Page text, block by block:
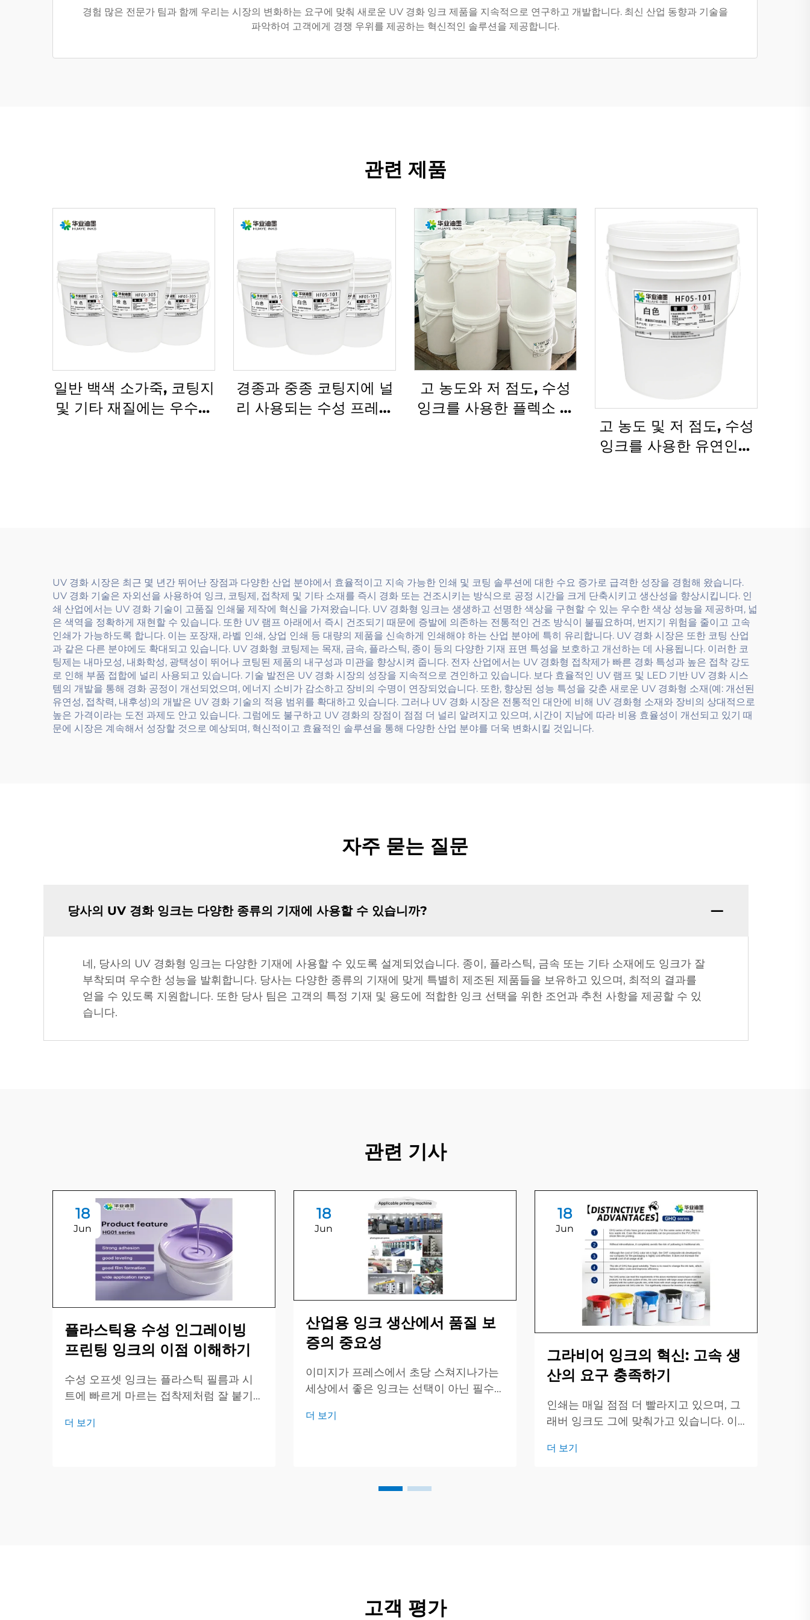
경험 많은 전문가 팀과 함께 우리는 시장의 변화하는 요구에 맞춰 새로운 UV 경화 잉크 제품을 지속적으로 연구하고 개발합니다. 최신 산업 동향과 기술을
파악하여 고객에게 경쟁 우위를 제공하는 혁신적인 솔루션을 제공합니다.
관련 제품
일반 백색 소가죽, 코팅지
및 기타 재질에는 우수한
경종과 중종 코팅지에 널
리 사용되는 수성 프레스
고 농도와 저 점도, 수성
잉크를 사용한 플렉소 인
고 농도 및 저 점도, 수성
잉크를 사용한 유연인쇄
UV 경화 시장은 최근 몇 년간 뛰어난 장점과 다양한 산업 분야에서 효율적이고 지속 가능한 인쇄 및 코팅 솔루션에 대한 수요 증가로 급격한 성장을 경험해 왔습니다.
UV 경화 기술은 자외선을 사용하여 잉크, 코팅제, 접착제 및 기타 소재를 즉시 경화 또는 건조시키는 방식으로 공정 시간을 크게 단축시키고 생산성을 향상시킵니다. 인
쇄 산업에서는 UV 경화 기술이 고품질 인쇄물 제작에 혁신을 가져왔습니다. UV 경화형 잉크는 생생하고 선명한 색상을 구현할 수 있는 우수한 색상 성능을 제공하며, 넓
은 색역을 정확하게 재현할 수 있습니다. 또한 UV 램프 아래에서 즉시 건조되기 때문에 증발에 의존하는 전통적인 건조 방식이 불필요하며, 번지기 위험을 줄이고 고속
인쇄가 가능하도록 합니다. 이는 포장재, 라벨 인쇄, 상업 인쇄 등 대량의 제품을 신속하게 인쇄해야 하는 산업 분야에 특히 유리합니다. UV 경화 시장은 또한 코팅 산업
과 같은 다른 분야에도 확대되고 있습니다. UV 경화형 코팅제는 목재, 금속, 플라스틱, 종이 등의 다양한 기재 표면 특성을 보호하고 개선하는 데 사용됩니다. 이러한 코
팅제는 내마모성, 내화학성, 광택성이 뛰어나 코팅된 제품의 내구성과 미관을 향상시켜 줍니다. 전자 산업에서는 UV 경화형 접착제가 빠른 경화 특성과 높은 접착 강도
로 인해 부품 접합에 널리 사용되고 있습니다. 기술 발전은 UV 경화 시장의 성장을 지속적으로 견인하고 있습니다. 보다 효율적인 UV 램프 및 LED 기반 UV 경화 시스
템의 개발을 통해 경화 공정이 개선되었으며, 에너지 소비가 감소하고 장비의 수명이 연장되었습니다. 또한, 향상된 성능 특성을 갖춘 새로운 UV 경화형 소재(예: 개선된
유연성, 접착력, 내후성)의 개발은 UV 경화 기술의 적용 범위를 확대하고 있습니다. 그러나 UV 경화 시장은 전통적인 대안에 비해 UV 경화형 소재와 장비의 상대적으로
높은 가격이라는 도전 과제도 안고 있습니다. 그럼에도 불구하고 UV 경화의 장점이 점점 더 널리 알려지고 있으며, 시간이 지남에 따라 비용 효율성이 개선되고 있기 때
문에 시장은 계속해서 성장할 것으로 예상되며, 혁신적이고 효율적인 솔루션을 통해 다양한 산업 분야를 더욱 변화시킬 것입니다.
자주 묻는 질문
당사의 UV 경화 잉크는 다양한 종류의 기재에 사용할 수 있습니까?
네, 당사의 UV 경화형 잉크는 다양한 기재에 사용할 수 있도록 설계되었습니다. 종이, 플라스틱, 금속 또는 기타 소재에도 잉크가 잘
부착되며 우수한 성능을 발휘합니다. 당사는 다양한 종류의 기재에 맞게 특별히 제조된 제품들을 보유하고 있으며, 최적의 결과를
얻을 수 있도록 지원합니다. 또한 당사 팀은 고객의 특정 기재 및 용도에 적합한 잉크 선택을 위한 조언과 추천 사항을 제공할 수 있
습니다.
관련 기사
18
Jun
플라스틱용 수성 인그레이빙
프린팅 잉크의 이점 이해하기
수성 오프셋 잉크는 플라스틱 필름과 시
트에 빠르게 마르는 접착제처럼 잘 붙기
시키고 있습니다. 혼합물이 강한 용매 대
더 보기
18
Jun
산업용 잉크 생산에서 품질 보
증의 중요성
이미지가 프레스에서 초당 스쳐지나가는
세상에서 좋은 잉크는 선택이 아닌 필수
드럼, 병, 캔을 꼼꼼히 확인하여 구매자가
더 보기
18
Jun
그라비어 잉크의 혁신: 고속 생
산의 요구 충족하기
인쇄는 매일 점점 더 빨라지고 있으며, 그
래버 잉크도 그에 맞춰가고 있습니다. 이
있는 새로운 아이디어들을 살펴보고 그것
더 보기
고객 평가